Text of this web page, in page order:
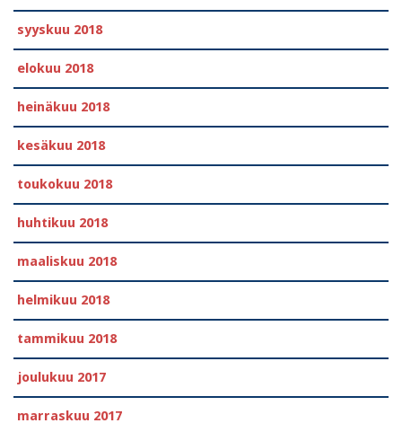
syyskuu 2018
elokuu 2018
heinäkuu 2018
kesäkuu 2018
toukokuu 2018
huhtikuu 2018
maaliskuu 2018
helmikuu 2018
tammikuu 2018
joulukuu 2017
marraskuu 2017